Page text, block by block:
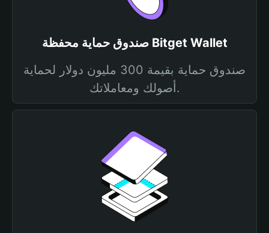
صندوق حماية محفظة Bitget Wallet
صندوق حماية بقيمة 300 مليون دولار لحماية
أصولك ومعاملاتك.